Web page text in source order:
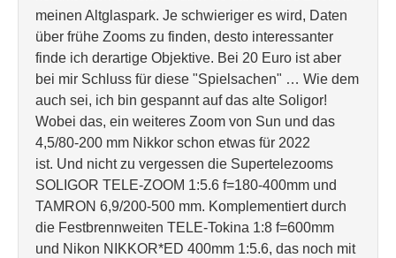
meinen Altglaspark. Je schwieriger es wird, Daten
über frühe Zooms zu finden, desto interessanter
finde ich derartige Objektive. Bei 20 Euro ist aber
bei mir Schluss für diese "Spielsachen" … Wie dem
auch sei, ich bin gespannt auf das alte Soligor!
Wobei das, ein weiteres Zoom von Sun und das
4,5/80-200 mm Nikkor schon etwas für 2022
ist. Und nicht zu vergessen die Supertelezooms
SOLIGOR TELE-ZOOM 1:5.6 f=180-400mm und
TAMRON 6,9/200-500 mm. Komplementiert durch
die Festbrennweiten TELE-Tokina 1:8 f=600mm
und Nikon NIKKOR*ED 400mm 1:5.6, das noch mit